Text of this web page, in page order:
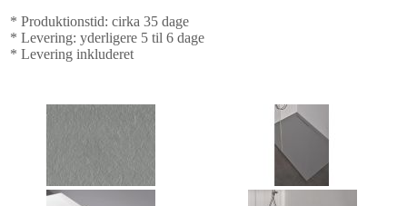
* Produktionstid: cirka 35 dage
* Levering: yderligere 5 til 6 dage
* Levering inkluderet